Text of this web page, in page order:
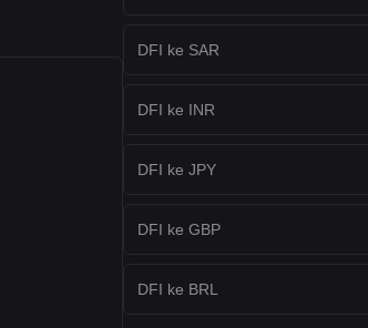
DFI ke SAR
DFI ke INR
DFI ke JPY
DFI ke GBP
DFI ke BRL